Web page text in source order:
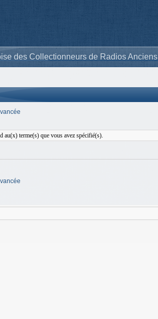
des Collectionneurs de Radios Anciens
au(x) terme(s) que vous avez spécifié(s).